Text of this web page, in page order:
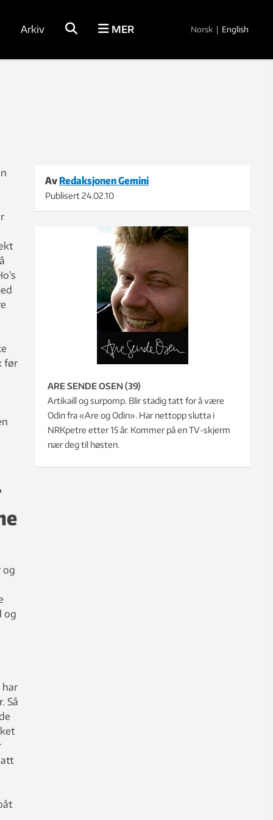
Arkiv MER Norsk | English
Av Redaksjonen Gemini
Publisert24.02.10
ARE SENDE OSEN (39)
Artikaill og surpomp. Blir stadig tatt for å være
Odin fra «Are og Odin». Har nettopp slutta i
NRKpetre etter 15 år. Kommer på en TV-skjerm
nær deg til høsten.
før
og
og
har
Så